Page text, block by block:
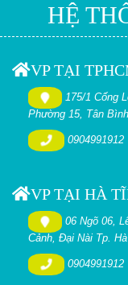
HỆ
VP TẠI
175/1 Cống
Phường 15, Tân Bình
0904991912
VP TẠI HÀ
06 Ngõ 06,
Cảnh, Đại Nài Tp.
0904991912